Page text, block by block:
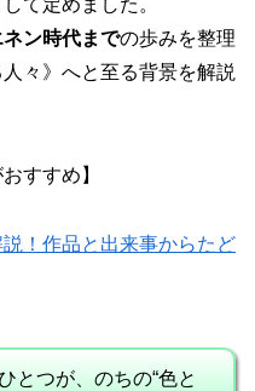
て定めました。
ン時代までの歩みを整理
々》へと至る背景を解説
すすめ】
！作品と出来事からたど
とつが、のちの“色と